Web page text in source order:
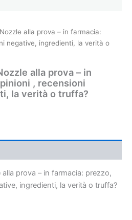
alla prova – in farmacia:
negative, ingredienti, la verità o
alla prova – in
, recensioni
la verità o truffa?
prova – in farmacia: prezzo,
ingredienti, la verità o truffa?